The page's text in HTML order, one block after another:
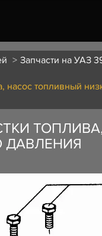
Запчасти на УАЗ
насос топливный
ДАВЛЕНИЯ